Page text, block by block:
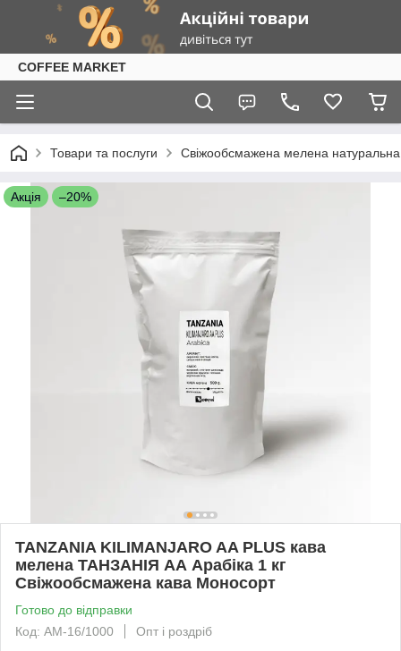
COFFEE MARKET
Товари та послуги Свіжообсмажена мелена
Акція –20%
TANZANIA KILIMANJARO AA PLUS кава
мелена ТАНЗАНІЯ АА Арабіка 1 кг
Свіжообсмажена кава Моносорт
Готово до відправки
Код: АМ-16/1000
Опт і роздріб